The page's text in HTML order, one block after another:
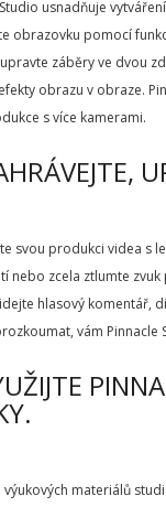
usnadňuje
obrazovku pomocí
záběry ve dvou
obrazu v obraze.
s více kamerami.
svou produkci videa s
nebo zcela ztlumte
hlasový komentář,
vám
výukových materiálů